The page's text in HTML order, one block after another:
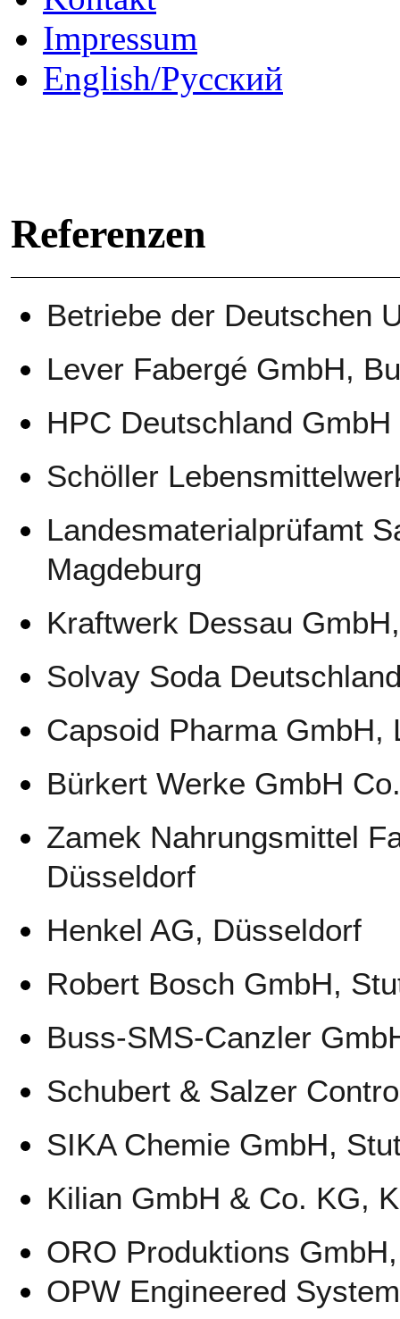
Impressum
English/Pусский
Referenzen
Betriebe der Deutschen
Lever Fabergé GmbH,
HPC Deutschland
Schöller
Landesmaterialprüfamt
Magdeburg
Kraftwerk Dessau
Solvay Soda
Capsoid Pharma GmbH,
Bürkert Werke GmbH
Zamek Nahrungsmittel
Düsseldorf
Henkel AG, Düsseldorf
Robert Bosch GmbH,
Buss-SMS-Canzler
Schubert & Salzer
SIKA Chemie GmbH,
Kilian GmbH & Co. KG,
ORO Produktions
OPW Engineered